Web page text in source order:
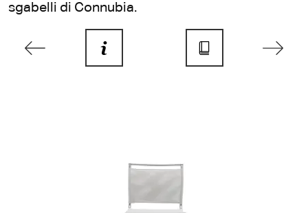
sgabelli di Connubia.